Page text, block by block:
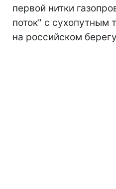
первой нитки
поток" с сухопутным
на российском